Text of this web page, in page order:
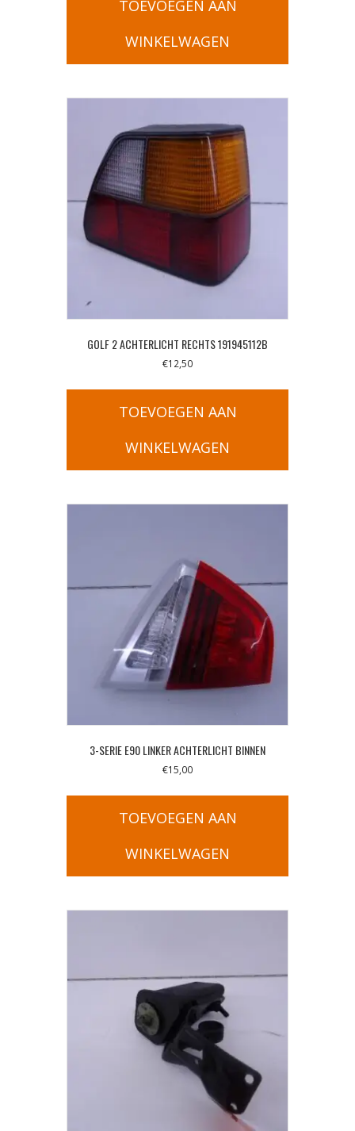
TOEVOEGEN AAN
WINKELWAGEN
GOLF 2 ACHTERLICHT RECHTS 191945112B
€12,50
TOEVOEGEN AAN
WINKELWAGEN
3-SERIE E90 LINKER ACHTERLICHT BINNEN
€15,00
TOEVOEGEN AAN
WINKELWAGEN